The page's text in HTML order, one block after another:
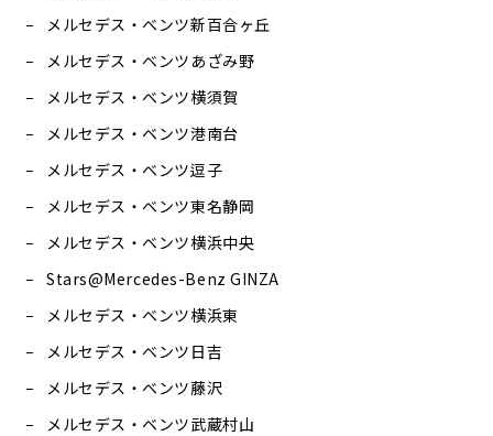
メルセデス・ベンツ新百合ヶ丘
メルセデス・ベンツあざみ野
メルセデス・ベンツ横須賀
メルセデス・ベンツ港南台
メルセデス・ベンツ逗子
メルセデス・ベンツ東名静岡
メルセデス・ベンツ横浜中央
Stars@Mercedes-Benz GINZA
メルセデス・ベンツ横浜東
メルセデス・ベンツ日吉
メルセデス・ベンツ藤沢
メルセデス・ベンツ武蔵村山